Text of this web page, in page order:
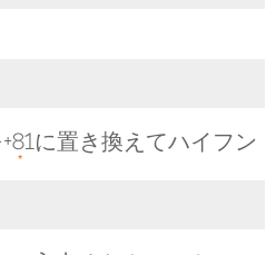
に置き換えてハイフン
*